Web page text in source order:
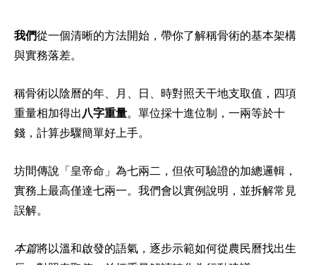
我們從一個清晰的方法開始，帶你了解稱骨術的基本架構
與實務落差。
稱骨術以陰曆的年、月、日、時對照天干地支取值，四項
重量相加得出 八字重量。單位採十進位制，一兩等於十
錢，計算步驟簡單好上手。
坊間傳說「皇帝命」為七兩二，但依可驗證的加總邏輯，
實務上最高僅達七兩一。我們會以實例說明，並拆解常見
誤解。
本篇將以溫和啟發的語氣，逐步示範如何從農民曆找出生